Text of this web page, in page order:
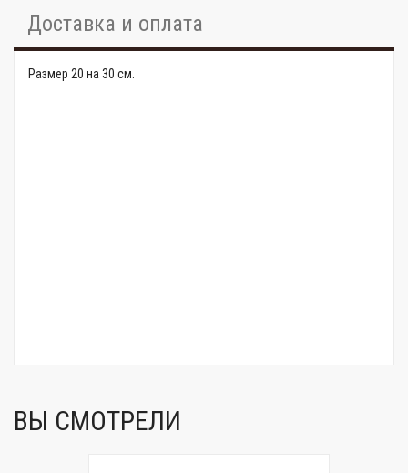
Доставка и оплата
Размер 20 на 30 см.
ВЫ СМОТРЕЛИ